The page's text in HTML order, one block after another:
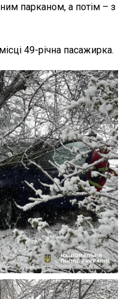
парканом, а потім – з
49-річна пасажирка.